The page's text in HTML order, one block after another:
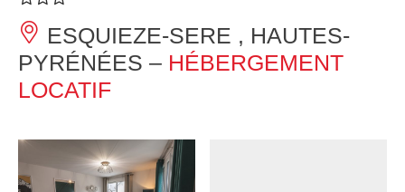
ESQUIEZE-SERE , HAUTES-
PYRÉNÉES – HÉBERGEMENT
LOCATIF